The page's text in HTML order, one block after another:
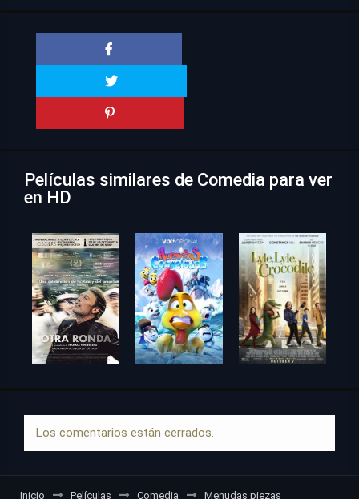
Películas similares de Comedia para ver
en HD
Los comentarios están cerrados.
Inicio Películas Comedia Menudas piezas